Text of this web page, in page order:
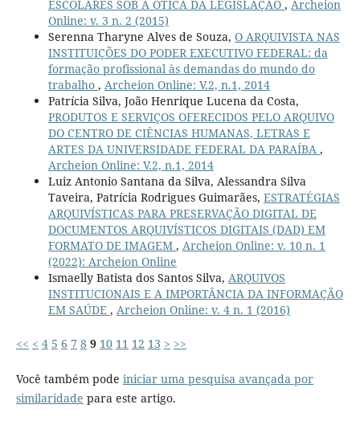
ESCOLARES SOB A ÓTICA DA LEGISLAÇÃO , Archeion
Online: v. 3 n. 2 (2015)
Serenna Tharyne Alves de Souza, O ARQUIVISTA NAS
INSTITUIÇÕES DO PODER EXECUTIVO FEDERAL: da
formação profissional às demandas do mundo do
trabalho , Archeion Online: V.2, n.1, 2014
Patrícia Silva, João Henrique Lucena da Costa,
PRODUTOS E SERVIÇOS OFERECIDOS PELO ARQUIVO
DO CENTRO DE CIÊNCIAS HUMANAS, LETRAS E
ARTES DA UNIVERSIDADE FEDERAL DA PARAÍBA ,
Archeion Online: V.2, n.1, 2014
Luiz Antonio Santana da Silva, Alessandra Silva
Taveira, Patrícia Rodrigues Guimarães, ESTRATÉGIAS
ARQUIVÍSTICAS PARA PRESERVAÇÃO DIGITAL DE
DOCUMENTOS ARQUIVÍSTICOS DIGITAIS (DAD) EM
FORMATO DE IMAGEM , Archeion Online: v. 10 n. 1
(2022): Archeion Online
Ismaelly Batista dos Santos Silva, ARQUIVOS
INSTITUCIONAIS E A IMPORTÂNCIA DA INFORMAÇÃO
EM SAÚDE , Archeion Online: v. 4 n. 1 (2016)
<< < 4 5 6 7 8 9 10 11 12 13 > >>
Você também pode iniciar uma pesquisa avançada por
similaridade para este artigo.